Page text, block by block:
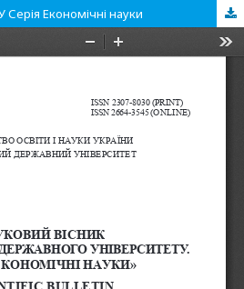
Економічні науки